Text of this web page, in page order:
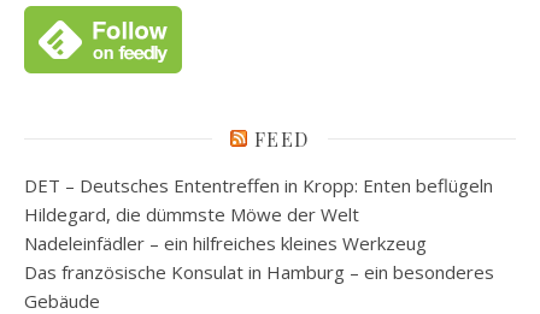
FEED
DET – Deutsches Ententreffen in Kropp: Enten beflügeln
Hildegard, die dümmste Möwe der Welt
Nadeleinfädler – ein hilfreiches kleines Werkzeug
Das französische Konsulat in Hamburg – ein besonderes
Gebäude